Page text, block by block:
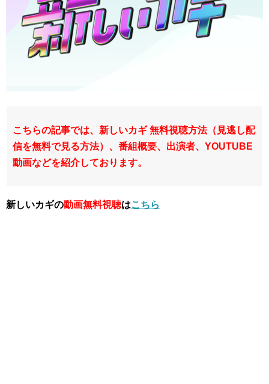
こちらの記事では、新しいカギ 無料視聴方法（見逃し配
信を無料で見る方法）、番組概要、出演者、YOUTUBE
動画などを紹介しております。
新しいカギの動画無料視聴はこちら